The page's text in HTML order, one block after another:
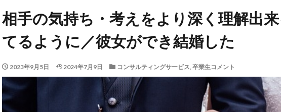
相手の気持ち・考えをより深く理解出
てるように／彼女ができ結婚した
2023年9月5日 2024年7月9日 コンサルティングサービス, 卒業生コメント